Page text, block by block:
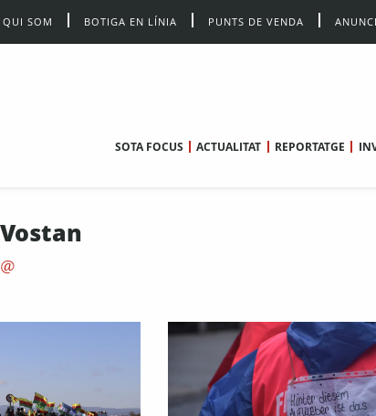
QUI SOM BOTIGA EN LÍNIA PUNTS DE VENDA
SOTA FOCUS ACTUALITAT REPORTATGE